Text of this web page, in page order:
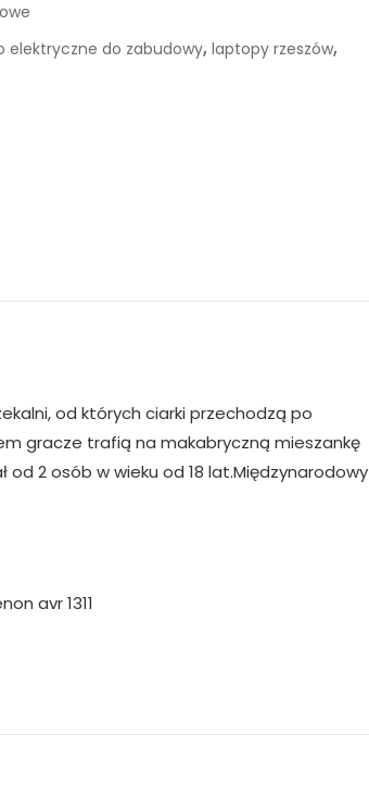
elektryczne do zabudowy, laptopy rzeszów,
od których ciarki przechodzą po
gracze trafią na makabryczną mieszankę
2 osób w wieku od 18 lat.Międzynarodowy
avr 1311